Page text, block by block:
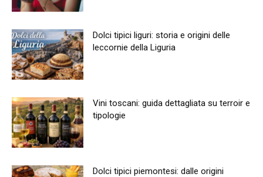
Dolci tipici liguri: storia e origini delle
leccornie della Liguria
Vini toscani: guida dettagliata su terroir e
tipologie
Dolci tipici piemontesi: dalle origini